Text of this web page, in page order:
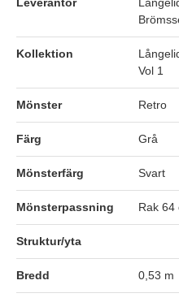
Kollektion
Vol 1
Mönster Retro
Färg Grå
Mönsterfärg Svart
Mönsterpassning Rak 64
Struktur/yta
Bredd 0,53 m